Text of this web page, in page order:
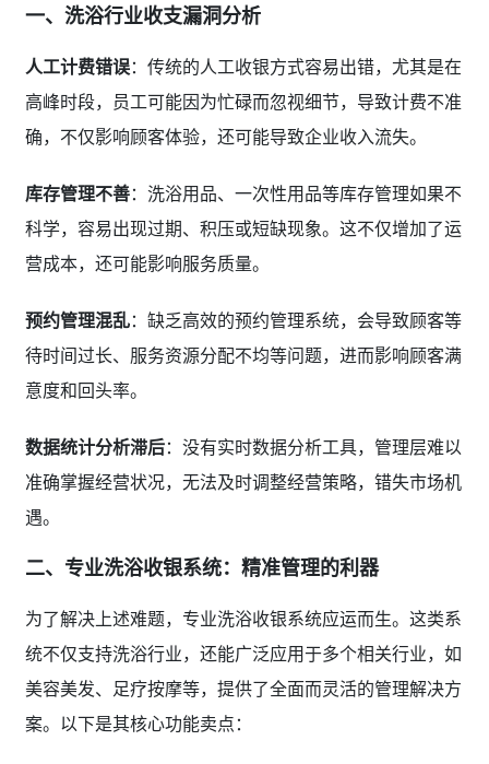
一、洗浴行业收支漏洞分析
人工计费错误：传统的人工收银方式容易出错，尤其是在
高峰时段，员工可能因为忙碌而忽视细节，导致计费不准
确，不仅影响顾客体验，还可能导致企业收入流失。
库存管理不善：洗浴用品、一次性用品等库存管理如果不
科学，容易出现过期、积压或短缺现象。这不仅增加了运
营成本，还可能影响服务质量。
预约管理混乱：缺乏高效的预约管理系统，会导致顾客等
待时间过长、服务资源分配不均等问题，进而影响顾客满
意度和回头率。
数据统计分析滞后：没有实时数据分析工具，管理层难以
准确掌握经营状况，无法及时调整经营策略，错失市场机
遇。
二、专业洗浴收银系统：精准管理的利器
为了解决上述难题，专业洗浴收银系统应运而生。这类系
统不仅支持洗浴行业，还能广泛应用于多个相关行业，如
美容美发、足疗按摩等，提供了全面而灵活的管理解决方
案。以下是其核心功能卖点：